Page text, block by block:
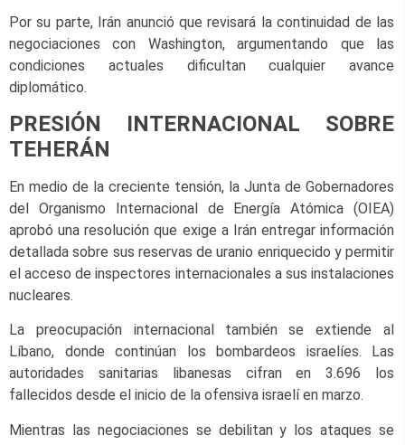
Por su parte, Irán anunció que revisará la continuidad de las
negociaciones con Washington, argumentando que las
condiciones actuales dificultan cualquier avance
diplomático.
PRESIÓN INTERNACIONAL SOBRE
TEHERÁN
En medio de la creciente tensión, la Junta de Gobernadores
del Organismo Internacional de Energía Atómica (OIEA)
aprobó una resolución que exige a Irán entregar información
detallada sobre sus reservas de uranio enriquecido y permitir
el acceso de inspectores internacionales a sus instalaciones
nucleares.
La preocupación internacional también se extiende al
Líbano, donde continúan los bombardeos israelíes. Las
autoridades sanitarias libanesas cifran en 3.696 los
fallecidos desde el inicio de la ofensiva israelí en marzo.
Mientras las negociaciones se debilitan y los ataques se